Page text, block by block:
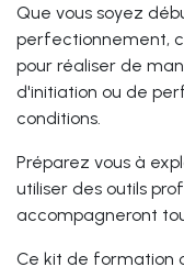
Que vous soyez
perfectionnement,
pour réaliser de
d'initiation ou de
conditions.
Préparez vous à
utiliser des outils
accompagneront
Ce kit de formation